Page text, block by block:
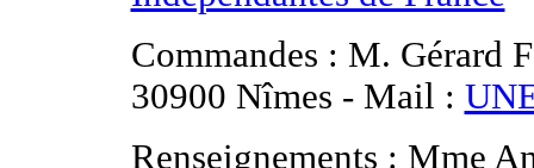
Commandes : M. Gérard
30900 Nîmes - Mail :
Renseignements : Mme